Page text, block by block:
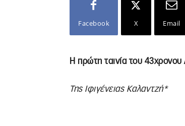
Facebook X Email
Η πρώτη ταινία του
Της Ιφιγένειας Καλαντζή*